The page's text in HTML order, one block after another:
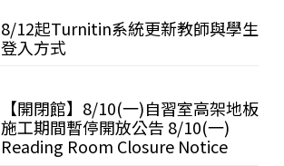
8/12起Turnitin系統更新教師與學生
登入方式
【開閉館】8/10(一)自習室高架地板
施工期間暫停開放公告 8/10(一)
Reading Room Closure Notice